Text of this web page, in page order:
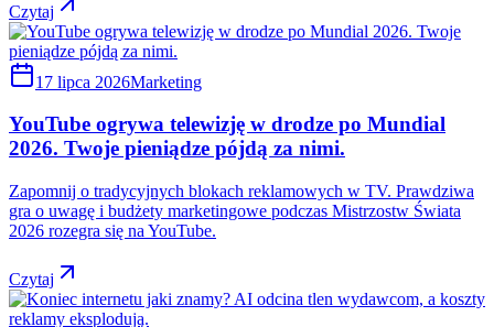
Czytaj
17 lipca 2026Marketing
YouTube ogrywa telewizję w drodze po Mundial
2026. Twoje pieniądze pójdą za nimi.
Zapomnij o tradycyjnych blokach reklamowych w TV. Prawdziwa
gra o uwagę i budżety marketingowe podczas Mistrzostw Świata
2026 rozegra się na YouTube.
Czytaj